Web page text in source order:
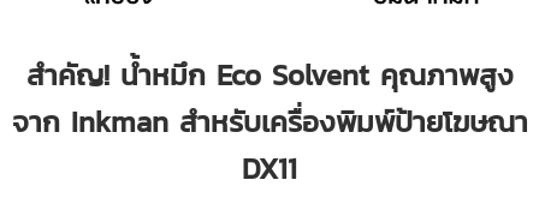
สำคัญ! น้ำหมึก Eco Solvent คุณภาพสูง
จาก Inkman สำหรับเครื่องพิมพ์ป้ายโฆษณา
DX11